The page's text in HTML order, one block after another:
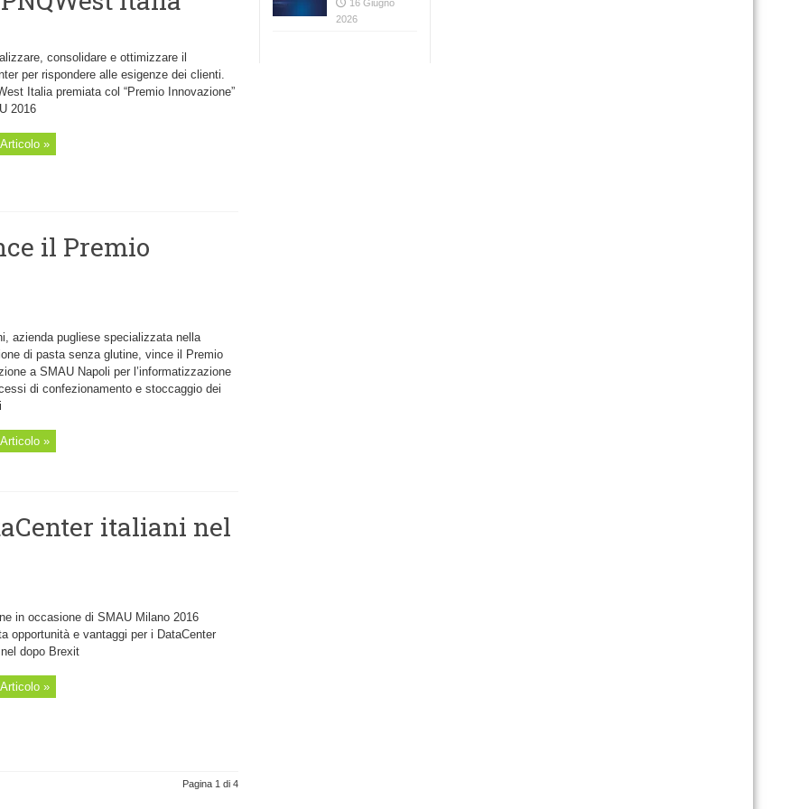
consolidare e ottimizzare il
per rispondere alle esigenze dei clienti.
Italia premiata col “Premio Innovazione”
2016
»
il Premio
azienda pugliese specializzata nella
di pasta senza glutine, vince il Premio
a SMAU Napoli per l’informatizzazione
di confezionamento e stoccaggio dei
»
italiani nel
in occasione di SMAU Milano 2016
opportunità e vantaggi per i DataCenter
nel dopo Brexit
»
Pagina 1 di 4
16 Giugno
2026